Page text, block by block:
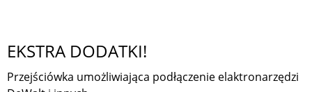
EKSTRA DODATKI!
Przejściówka umożliwiająca podłączenie elaktronarzędzi